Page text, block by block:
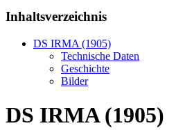
Inhaltsverzeichnis
DS IRMA (1905)
Technische Daten
Geschichte
Bilder
DS IRMA (1905)